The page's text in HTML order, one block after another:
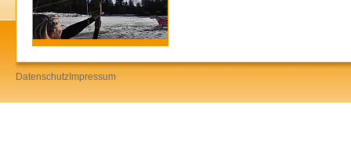
Datenschutz Impressum